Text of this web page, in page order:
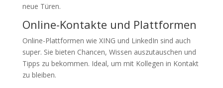
neue Türen.
Online-Kontakte und Plattformen
Online-Plattformen wie XING und LinkedIn sind auch
super. Sie bieten Chancen, Wissen auszutauschen und
Tipps zu bekommen. Ideal, um mit Kollegen in Kontakt
zu bleiben.